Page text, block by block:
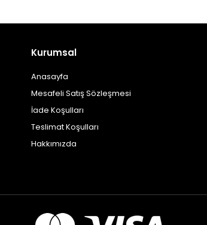
Kurumsal
Anasayfa
Mesafeli Satış Sözleşmesi
İade Koşulları
Teslimat Koşulları
Hakkımızda